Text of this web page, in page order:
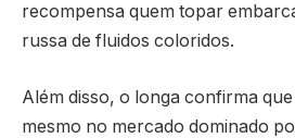
recompensa quem topar
russa de fluidos coloridos.
Além disso, o longa confirma
mesmo no mercado dominado